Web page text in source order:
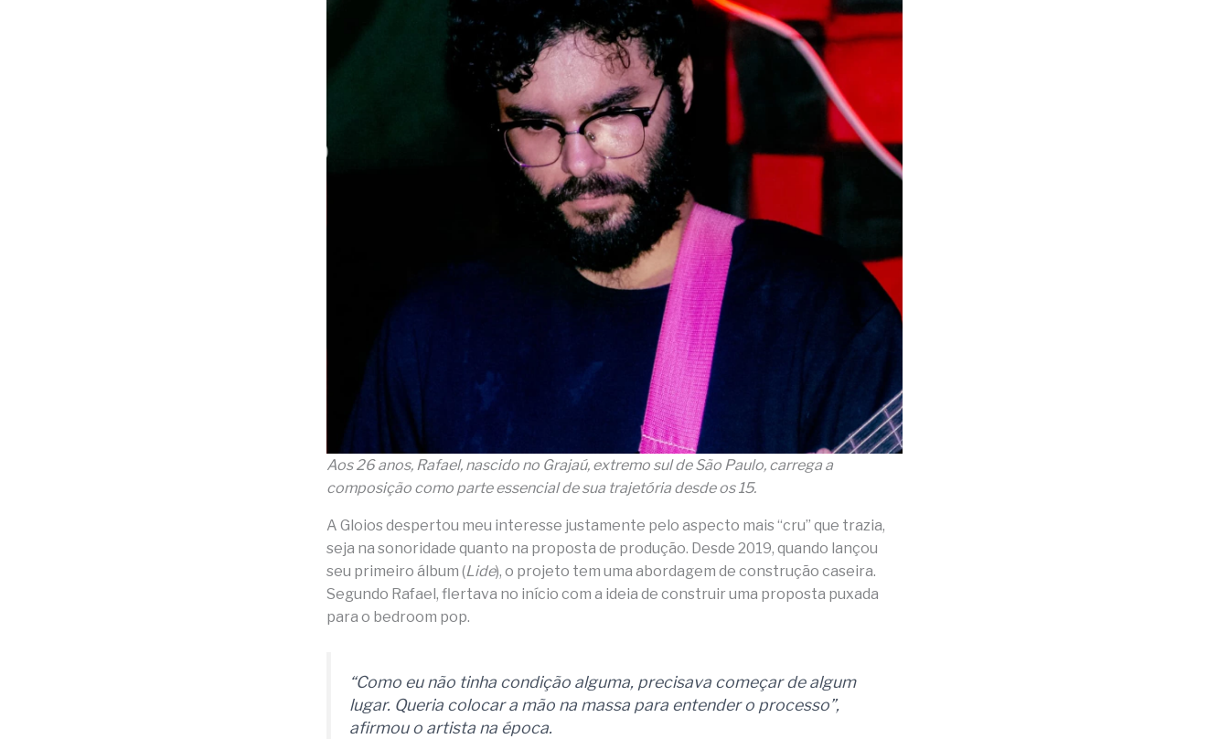
Aos 26 anos, Rafael, nascido no Grajaú, extremo sul de São Paulo, carrega a
composição como parte essencial de sua trajetória desde os 15.
A Gloios despertou meu interesse justamente pelo aspecto mais “cru” que trazia,
seja na sonoridade quanto na proposta de produção. Desde 2019, quando lançou
seu primeiro álbum (Lide), o projeto tem uma abordagem de construção caseira.
Segundo Rafael, flertava no início com a ideia de construir uma proposta puxada
para o bedroom pop.
“Como eu não tinha condição alguma, precisava começar de algum
lugar. Queria colocar a mão na massa para entender o processo”,
afirmou o artista na época.